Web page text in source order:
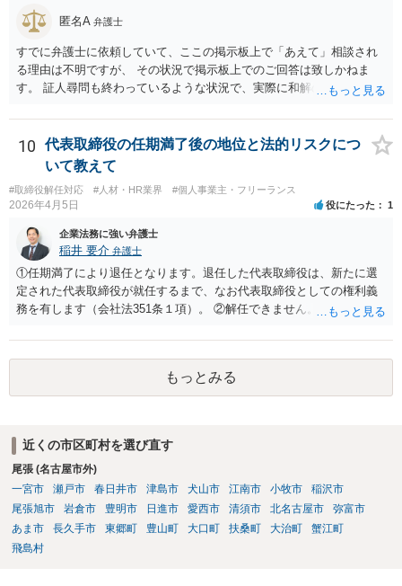
は、不法行為構成で請求しようとすると、３年の消滅時効の壁に阻ま
れるリスクがあるため、慰謝料請求までは難しいかもしれません。
損害のメイン部分は役員報酬の部分かと思われます。会社法第３３９
条２項の損害賠償責任の法的性質について、法律により設けられた特
別の責任（法定責任）と解する立場であっても、時効期間の観点から
は、早めに請求行動を試みる等の対策を講じておくべきかと思いま
す。 この掲示板での私からの回答はこれで終わりにさせていただぎ
す。より詳しくは、証拠を持参の上、法律事務所に赴いて弁護士に直
接相談•依頼してみることをご検討下さい。
匿名A 弁護士
すでに弁護士に依頼していて、ここの掲示板上で「あえて」相談され
る理由は不明ですが、 その状況で掲示板上でのご回答は致しかねま
す。 証人尋問も終わっているような状況で、実際に和解のお話も進ん
えになられたい理由、原告側の温度感、裁判の流れ、判決となったと
きの見通しなどの事情を排除して、和解に関する要求の妥当性を部分
的にのみ責任を持って判断することはできません。 セカンドオピニオ
ンをご希望であれば、掲示板上で漠然と質問されるよりも、 実際に訴
訟に関する資料や経緯を踏まえて、直接弁護士事務所にてご相談され
る方が良いかと思います。
10
代表取締役の任期満了後の地位と法的リスクにつ
いて教えて
#取締役解任対応 #人材・HR業界 #個人事業主・フリーランス
2026年4月5日 役にたった 1
企業法務に強い弁護士
稲井 要介 弁護士
①任期満了により退任となります。退任した代表取締役は、新たに選
定された代表取締役が就任するまで、なお代表取締役としての権利義
務を有します（会社法351条１項）。 ②解任できません。 ③金融機関
可能性があります。また、権利義務代表取締役であっても、第三者か
ら損害賠償請求を受けるリスクがあります（会社法429条１項）。
もっとみる
近くの市区町村を選び直す
尾張 (名古屋市外)
一宮市
瀬戸市 春日井市 津島市 犬山市 江南市 小牧市
稲沢市
尾張旭市
岩倉市 豊明市 日進市 愛西市 清須市 北名古屋市
弥富市
あま市
長久手市 東郷町 豊山町 大口町 扶桑町 大治町
蟹江町
飛島村